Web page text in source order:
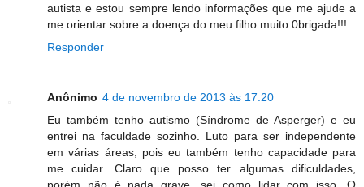
autista e estou sempre lendo informações que me ajude a
me orientar sobre a doença do meu filho muito 0brigada!!!
Responder
Anônimo 4 de novembro de 2013 às 17:20
Eu também tenho autismo (Síndrome de Asperger) e eu
entrei na faculdade sozinho. Luto para ser independente
em várias áreas, pois eu também tenho capacidade para
me cuidar. Claro que posso ter algumas dificuldades,
porém não é nada grave, sei como lidar com isso. O